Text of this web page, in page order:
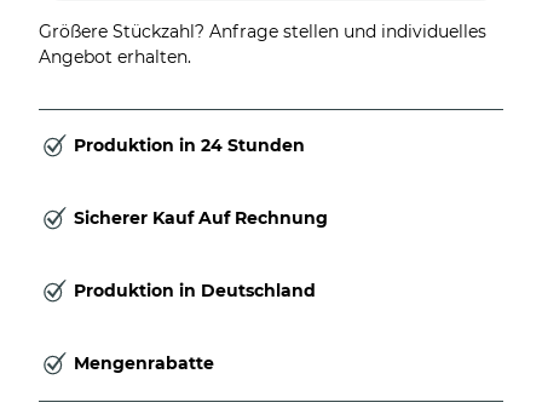
Größere Stückzahl? Anfrage stellen und individuelles
Angebot erhalten.
Produktion in 24 Stunden
Sicherer Kauf Auf Rechnung
Produktion in Deutschland
Mengenrabatte